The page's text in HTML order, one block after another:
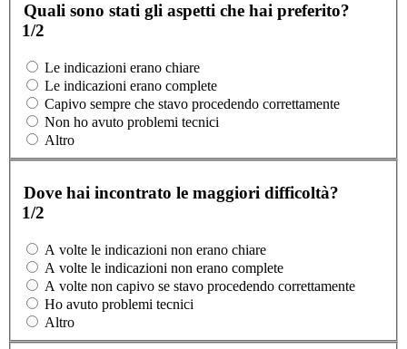
Quali sono stati gli aspetti che hai preferito?
1/2
Le indicazioni erano chiare
Le indicazioni erano complete
Capivo sempre che stavo procedendo correttamente
Non ho avuto problemi tecnici
Altro
Dove hai incontrato le maggiori difficoltà?
1/2
A volte le indicazioni non erano chiare
A volte le indicazioni non erano complete
A volte non capivo se stavo procedendo correttamente
Ho avuto problemi tecnici
Altro